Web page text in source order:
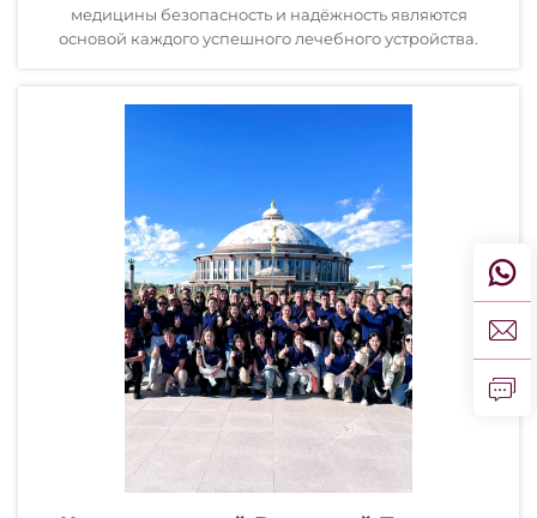
медицины безопасность и надёжность являются
основой каждого успешного лечебного устройства.